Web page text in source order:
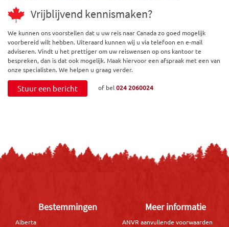
Vrijblijvend kennismaken?
We kunnen ons voorstellen dat u uw reis naar Canada zo goed mogelijk
voorbereid wilt hebben. Uiteraard kunnen wij u via telefoon en e-mail
adviseren. Vindt u het prettiger om uw reiswensen op ons kantoor te
bespreken, dan is dat ook mogelijk. Maak hiervoor een afspraak met een van
onze specialisten. We helpen u graag verder.
Stuur een bericht of bel024 2060024
Bestemmingen
Alberta
Meer informatie
ANVR aanvullende voorwaarden